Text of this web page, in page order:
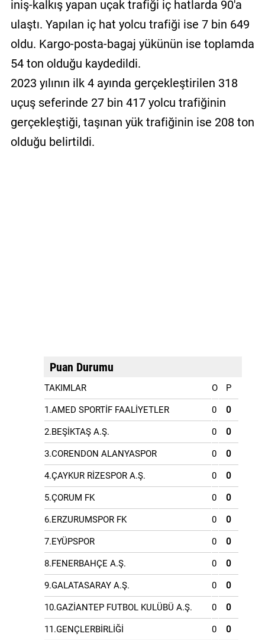
iniş-kalkış yapan uçak trafiği iç hatlarda 90'a
ulaştı. Yapılan iç hat yolcu trafiği ise 7 bin 649
oldu. Kargo-posta-bagaj yükünün ise toplamda
54 ton olduğu kaydedildi.
2023 yılının ilk 4 ayında gerçekleştirilen 318
uçuş seferinde 27 bin 417 yolcu trafiğinin
gerçekleştiği, taşınan yük trafiğinin ise 208 ton
olduğu belirtildi.
Puan Durumu
TAKIMLAR O P
1.AMED SPORTİF FAALİYETLER 0 0
2.BEŞİKTAŞ A.Ş. 0 0
3.CORENDON ALANYASPOR 0 0
4.ÇAYKUR RİZESPOR A.Ş. 0 0
5.ÇORUM FK 0 0
6.ERZURUMSPOR FK 0 0
7.EYÜPSPOR 0 0
8.FENERBAHÇE A.Ş. 0 0
9.GALATASARAY A.Ş. 0 0
10.GAZİANTEP FUTBOL KULÜBÜ A.Ş. 0 0
11.GENÇLERBİRLİĞİ 0 0